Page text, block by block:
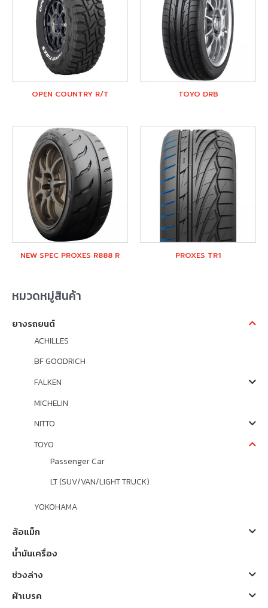
หมวดหมู่สินค้า
ยางรถยนต์
ACHILLES
BF GOODRICH
FALKEN
MICHELIN
NITTO
TOYO
Passenger Car
LT (SUV/VAN/LIGHT TRUCK)
YOKOHAMA
ล้อแม็ก
น้ำมันเครื่อง
ช่วงล่าง
ผ้าเบรค
OPEN COUNTRY R/T TOYO DRB
NEW SPEC PROXES R888 R PROXES TR1